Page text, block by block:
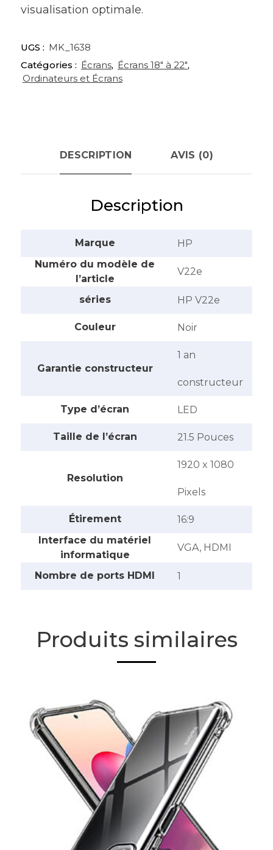
visualisation optimale.
UGS : MK_1638
Catégories : Écrans, Écrans 18" à 22",
Ordinateurs et Écrans
DESCRIPTION AVIS (0)
Description
Marque
‎HP
Numéro du modèle de
l’article
‎V22e
séries ‎HP V22e
Couleur ‎Noir
Garantie constructeur
‎1 an
constructeur
Type d’écran ‎LED
Taille de l’écran ‎21.5 Pouces
Resolution
‎1920 x 1080
Pixels
Étirement
‎16:9
Interface du matériel
informatique
‎VGA, HDMI
Nombre de ports HDMI ‎1
Produits similaires